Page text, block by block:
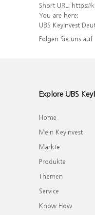
Short URL: https://
You are here:
UBS KeyInvest
Folgen Sie uns auf
Explore UBS
Home
Mein KeyInvest
Märkte
Produkte
Themen
Service
Know How